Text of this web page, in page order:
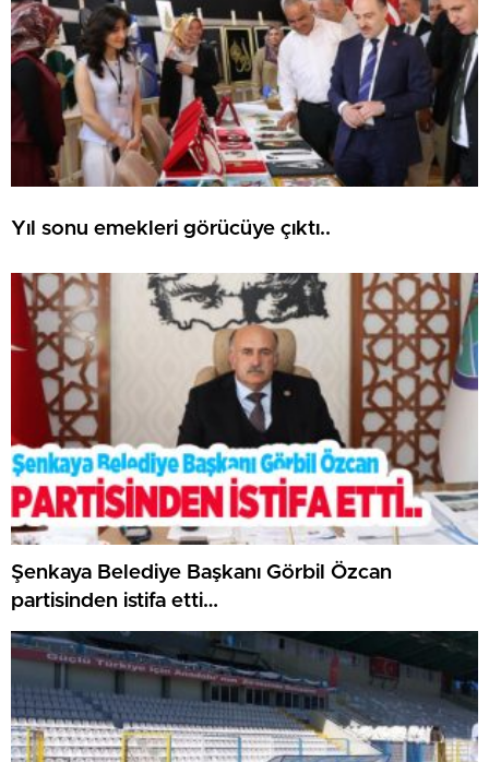
Yıl sonu emekleri görücüye çıktı..
Şenkaya Belediye Başkanı Görbil Özcan
partisinden istifa etti…